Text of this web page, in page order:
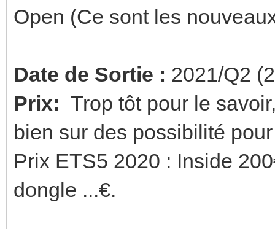
Open (Ce sont les
Date de Sortie : 2021/Q2
Prix: Trop tôt pour le
bien sur des possibilité
Prix ETS5 2020 : Inside
dongle ...€.